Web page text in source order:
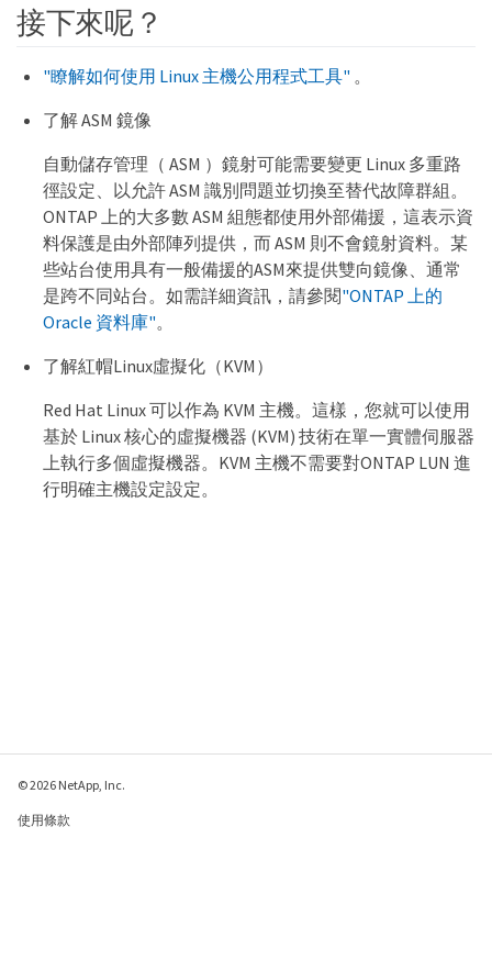
接下來呢？
"瞭解如何使用 Linux 主機公用程式工具" 。
了解 ASM 鏡像
自動儲存管理（ ASM ）鏡射可能需要變更 Linux 多重路
徑設定、以允許 ASM 識別問題並切換至替代故障群組。
ONTAP 上的大多數 ASM 組態都使用外部備援，這表示資
料保護是由外部陣列提供，而 ASM 則不會鏡射資料。某
些站台使用具有一般備援的ASM來提供雙向鏡像、通常
是跨不同站台。如需詳細資訊，請參閱"ONTAP 上的
Oracle 資料庫"。
了解紅帽Linux虛擬化（KVM）
Red Hat Linux 可以作為 KVM 主機。這樣，您就可以使用
基於 Linux 核心的虛擬機器 (KVM) 技術在單一實體伺服器
上執行多個虛擬機器。KVM 主機不需要對ONTAP LUN 進
行明確主機設定設定。
© 2026 NetApp, Inc.
使用條款